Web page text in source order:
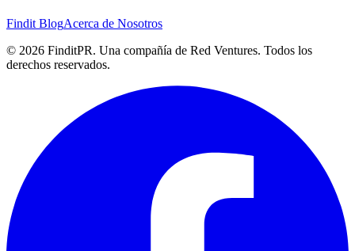
Findit BlogAcerca de Nosotros
© 2026 FinditPR. Una compañía de Red Ventures. Todos los
derechos reservados.